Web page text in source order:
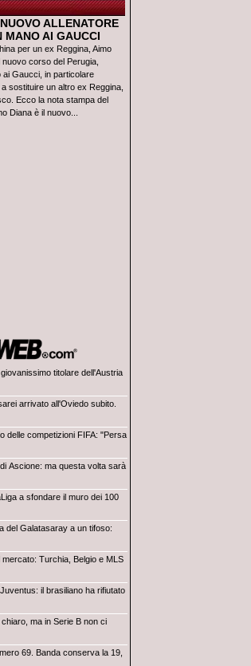
ALLENATORE
MANO AI GAUCCI
per un ex Reggina, Aimo
nuovo corso del Perugia,
ai Gaucci, in particolare
sostituire un altro ex Reggina,
Ecco la nota stampa del
Diana è il nuovo...
titolare dell'Austria
arrivato all'Oviedo subito.
delle competizioni FIFA: "Persa
Ascione: ma questa volta sarà
a sfondare il muro dei 100
del Galatasaray a un tifoso:
Turchia, Belgio e MLS
il brasiliano ha rifiutato
ma in Serie B non ci
69. Banda conserva la 19,